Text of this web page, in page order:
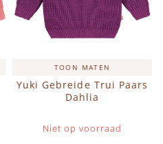
TOON MATEN
Yuki Gebreide Trui Paars
Dahlia
Niet op voorraad